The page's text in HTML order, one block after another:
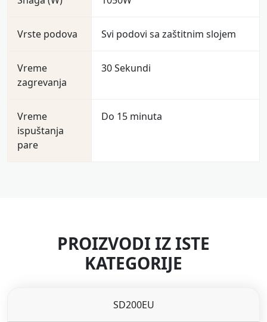
Vrste podova Svi podovi sa zaštitnim slojem
Vreme
zagrevanja
30 Sekundi
Vreme
ispuštanja
pare
Do 15 minuta
PROIZVODI IZ ISTE
KATEGORIJE
SD200EU